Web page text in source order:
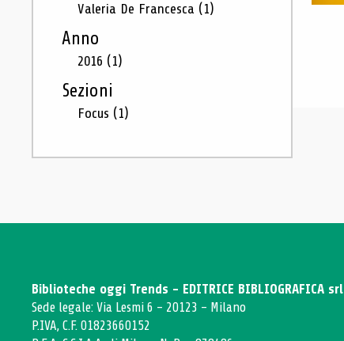
Valeria De Francesca (1)
Anno
2016 (1)
Sezioni
Focus (1)
Biblioteche oggi Trends - EDITRICE BIBLIOGRAFICA srl
Sede legale: Via Lesmi 6 - 20123 - Milano
P.IVA, C.F. 01823660152